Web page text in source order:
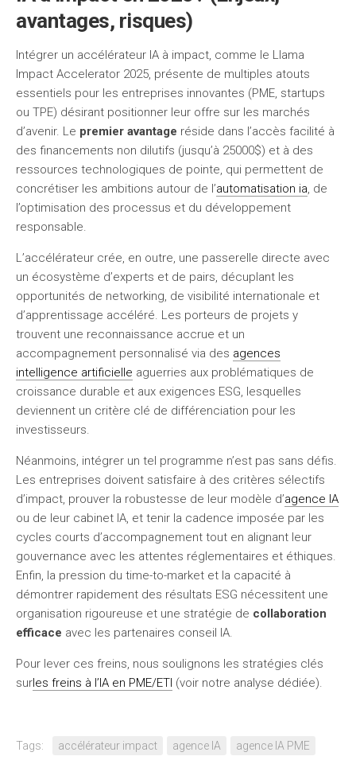
avantages, risques)
Intégrer un accélérateur IA à impact, comme le Llama
Impact Accelerator 2025, présente de multiples atouts
essentiels pour les entreprises innovantes (PME, startups
ou TPE) désirant positionner leur offre sur les marchés
d’avenir. Le premier avantage réside dans l’accès facilité à
des financements non dilutifs (jusqu’à 25000$) et à des
ressources technologiques de pointe, qui permettent de
concrétiser les ambitions autour de l’automatisation ia, de
l’optimisation des processus et du développement
responsable.
L’accélérateur crée, en outre, une passerelle directe avec
un écosystème d’experts et de pairs, décuplant les
opportunités de networking, de visibilité internationale et
d’apprentissage accéléré. Les porteurs de projets y
trouvent une reconnaissance accrue et un
accompagnement personnalisé via des agences
intelligence artificielle aguerries aux problématiques de
croissance durable et aux exigences ESG, lesquelles
deviennent un critère clé de différenciation pour les
investisseurs.
Néanmoins, intégrer un tel programme n’est pas sans défis.
Les entreprises doivent satisfaire à des critères sélectifs
d’impact, prouver la robustesse de leur modèle d’agence IA
ou de leur cabinet IA, et tenir la cadence imposée par les
cycles courts d’accompagnement tout en alignant leur
gouvernance avec les attentes réglementaires et éthiques.
Enfin, la pression du time-to-market et la capacité à
démontrer rapidement des résultats ESG nécessitent une
organisation rigoureuse et une stratégie de collaboration
efficace avec les partenaires conseil IA.
Pour lever ces freins, nous soulignons les stratégies clés
sur les freins à l’IA en PME/ETI (voir notre analyse dédiée).
Tags: accélérateur impact agence IA agence IA PME